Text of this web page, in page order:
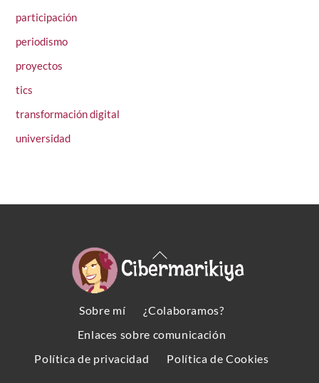
participación
periodismo
proyectos
tics
transformación digital
universidad
Back
To
Sobre mí
¿Colaboramos?
Enlaces sobre comunicación
Política de privacidad
Política de Cookies